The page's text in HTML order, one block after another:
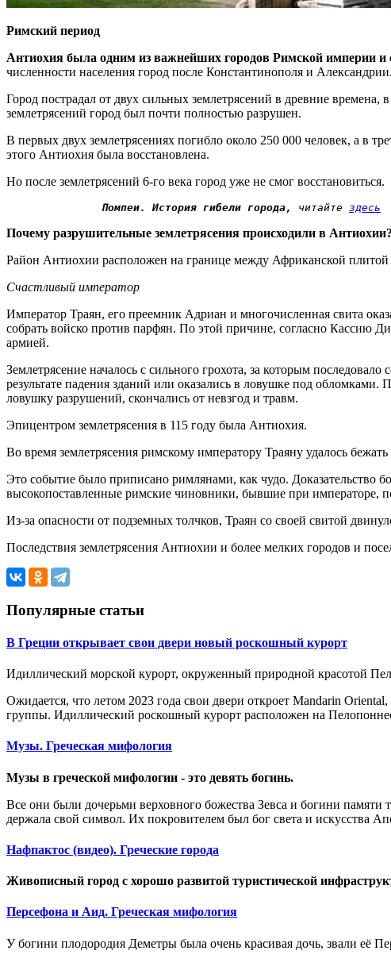
Римский период
Антиохия была одним из важнейших городов Римской империи и
численности населения город после Константинополя и Александрии.
Город пострадал от двух сильных землетрясений в древние времена,
землетрясений город был почти полностью разрушен.
В первых двух землетрясениях погибло около 250 000 человек, а в
этого Антиохия была восстановлена.
Но после землетрясений 6-го века город уже не смог восстановиться.
Помпеи. История гибели города, читайте здесь
Почему разрушительные землетрясения происходили в Антиохии?
Район Антиохии расположен на границе между Африканской
Счастливый император
Император Траян, его преемник Адриан и многочисленная свита
собрать войско против парфян. По этой причине, согласно Кассию
армией.
Землетрясение началось с сильного грохота, за которым
результате падения зданий или оказались в ловушке под
ловушку разрушений, скончались от невзгод и травм.
Эпицентром землетрясения в 115 году была Антиохия.
Во время землетрясения римскому императору Траяну удалось
Это событие было приписано римлянами, как чудо. Доказательство
высокопоставленные римские чиновники, бывшие при императоре,
Из-за опасности от подземных толчков, Траян со своей свитой
Последствия землетрясения Антиохии и более мелких городов и
Популярные статьи
В Греции открывает свои двери новый роскошный курорт
Идиллический морской курорт, окруженный природной красотой
Ожидается, что летом 2023 года свои двери откроет Mandarin
группы. Идиллический роскошный курорт расположен на
Музы. Греческая мифология
Музы в греческой мифологии - это девять богинь.
Все они были дочерьми верховного божества Зевса и богини
держала свой символ. Их покровителем был бог света и искусства
Нафпактос (видео). Греческие города
Живописный город с хорошо развитой туристической
Персефона и Аид. Греческая мифология
У богини плодородия Деметры была очень красивая дочь, звали её